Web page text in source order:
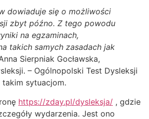
dowiaduje się o możliwości
zbyt późno. Z tego powodu
na egzaminach,
takich samych zasadach jak
Sierpniak Gocławska,
– Ogólnopolski Test Dysleksji
sytuacjom.
https://zday.pl/dysleksja/(otwórz
w
, gdzie
wydarzenia. Jest ono